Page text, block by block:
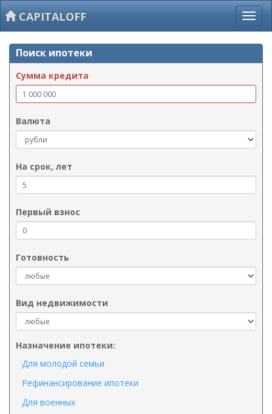
CAPITALOFF
Поиск ипотеки
Сумма кредита
Валюта
На срок, лет
Первый взнос
Готовность
Вид недвижимости
Назначение ипотеки:
Для молодой семьи
Рефинансирование ипотеки
Для военных